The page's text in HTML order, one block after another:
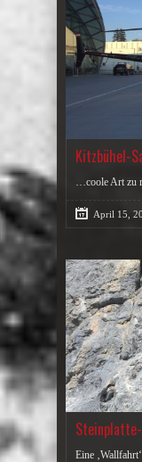
Kitzbühel-
…coole Art zu
April 15,
Eine